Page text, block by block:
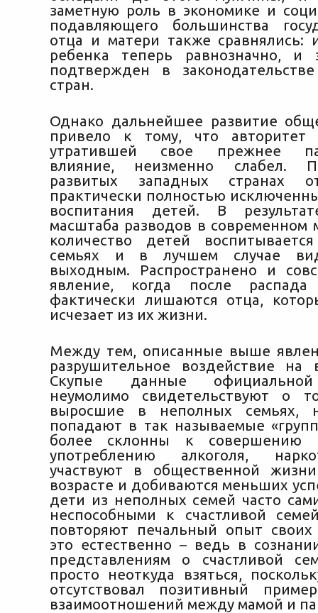
заметную роль в экономике и
подавляющего большинства
отца и матери также сравнялись:
ребенка теперь равнозначно, и
подтвержден в
стран.
Однако дальнейшее развитие
привело к тому, что авторитет
утратившей свое прежнее
влияние, неизменно слабел.
развитых западных странах
практически полностью
воспитания детей. В
масштаба разводов в современном
количество детей
семьях и в лучшем случае
выходным. Распространено и
явление, когда после
фактически лишаются отца,
исчезает из их жизни.
Между тем, описанные выше
разрушительное воздействие на
Скупые данные официальной
неумолимо свидетельствуют о
выросшие в неполных семьях,
попадают в так называемые
более склонны к совершению
употреблению алкоголя,
участвуют в общественной
возрасте и добиваются меньших
дети из неполных семей часто
неспособными к счастливой
повторяют печальный опыт
это естественно – ведь в
представлениям о счастливой
просто неоткуда взяться,
отсутствовал позитивный
взаимоотношений между мамой и